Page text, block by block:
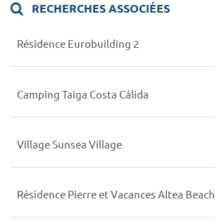
RECHERCHES ASSOCIÉES
Résidence Eurobuilding 2
Camping Taiga Costa Cálida
Village Sunsea Village
Résidence Pierre et Vacances Altea Beach